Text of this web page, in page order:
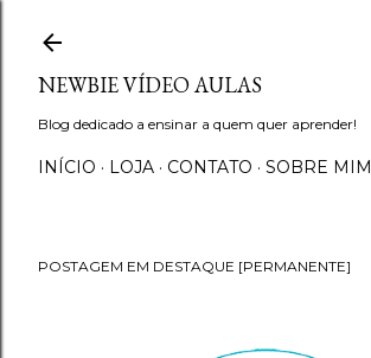
NEWBIE VÍDEO AULAS
Blog dedicado a ensinar a quem quer aprender!
INÍCIO LOJA CONTATO SOBRE MIM
POSTAGEM EM DESTAQUE [PERMANENTE]